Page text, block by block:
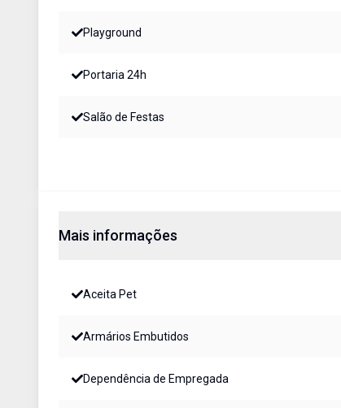
Playground
Portaria 24h
Salão de Festas
Mais informações
Aceita Pet
Armários Embutidos
Dependência de Empregada